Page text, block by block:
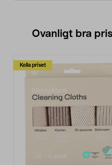
Ovanligt bra
Kolla priset